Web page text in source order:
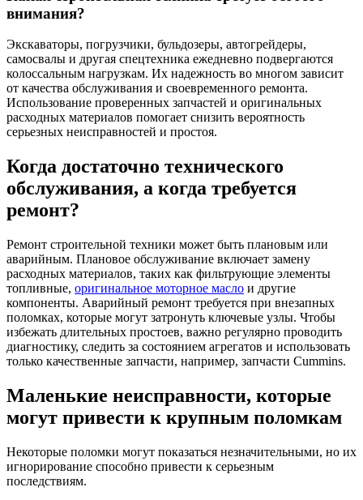
внимания?
Экскаваторы, погрузчики, бульдозеры, автогрейдеры,
самосвалы и другая спецтехника ежедневно подвергаются
колоссальным нагрузкам. Их надежность во многом зависит
от качества обслуживания и своевременного ремонта.
Использование проверенных запчастей и оригинальных
расходных материалов помогает снизить вероятность
серьезных неисправностей и простоя.
Когда достаточно технического
обслуживания, а когда требуется
ремонт?
Ремонт строительной техники может быть плановым или
аварийным. Плановое обслуживание включает замену
расходных материалов, таких как фильтрующие элементы
топливные, оригинальное моторное масло и другие
компоненты. Аварийный ремонт требуется при внезапных
поломках, которые могут затронуть ключевые узлы. Чтобы
избежать длительных простоев, важно регулярно проводить
диагностику, следить за состоянием агрегатов и использовать
только качественные запчасти, например, запчасти Cummins.
Маленькие неисправности, которые
могут привести к крупным поломкам
Некоторые поломки могут показаться незначительными, но их
игнорирование способно привести к серьезным
последствиям.